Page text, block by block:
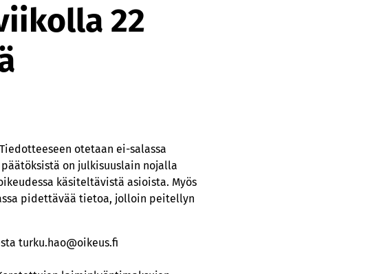
22
otetaan ei-salassa
on julkisuuslain nojalla
käsiteltävistä asioista. Myös
pidettävää tietoa, jolloin peitellyn
turku.hao@oikeus.fi